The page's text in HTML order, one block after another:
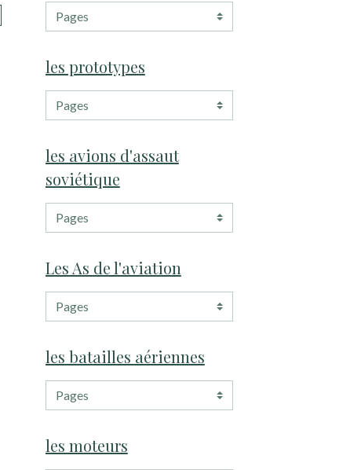
les prototypes
les avions d'assaut
soviétique
Les As de l'aviation
les batailles aériennes
les moteurs